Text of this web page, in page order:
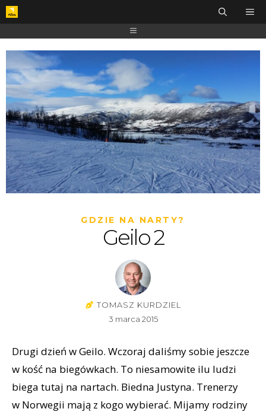
GDZIE NA NARTY?
Geilo 2
TOMASZ KURDZIEL
3 marca 2015
Drugi dzień w Geilo. Wczoraj daliśmy sobie jeszcze
w kość na biegówkach. To niesamowite ilu ludzi
biega tutaj na nartach. Biedna Justyna. Trenerzy
w Norwegii mają z kogo wybierać. Mijamy rodziny